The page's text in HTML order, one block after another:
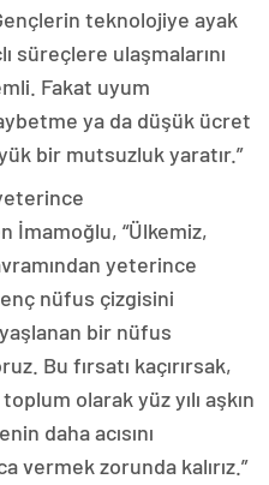
teknolojiye ayak
süreçlere ulaşmalarını
Fakat uyum
ya da düşük ücret
bir mutsuzluk yaratır.”
İmamoğlu, “Ülkemiz,
yeterince
nüfus çizgisini
bir nüfus
Bu fırsatı kaçırırsak,
olarak yüz yılı aşkın
daha acısını
vermek zorunda kalırız.”